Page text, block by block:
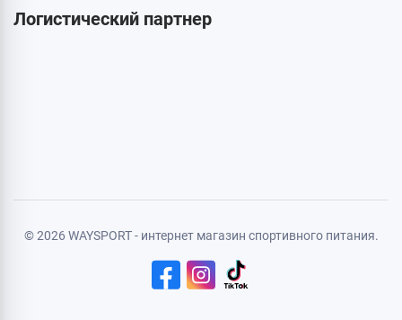
Карта сайта
Логистический партнер